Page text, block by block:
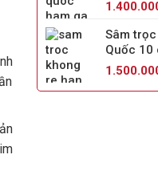
Sâm
Quốc 10